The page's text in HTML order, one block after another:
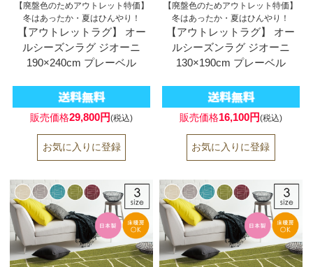
【廃盤色のためアウトレット特価】
冬はあったか・夏はひんやり！
【アウトレットラグ】 オー
ルシーズンラグ ジオーニ
190×240cm プレーベル
販売価格29,800円(税込)
【廃盤色のためアウトレット特価】
冬はあったか・夏はひんやり！
【アウトレットラグ】 オー
ルシーズンラグ ジオーニ
130×190cm プレーベル
販売価格16,100円(税込)